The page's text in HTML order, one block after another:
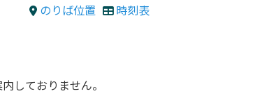
のりば位置 時刻表
しておりません。